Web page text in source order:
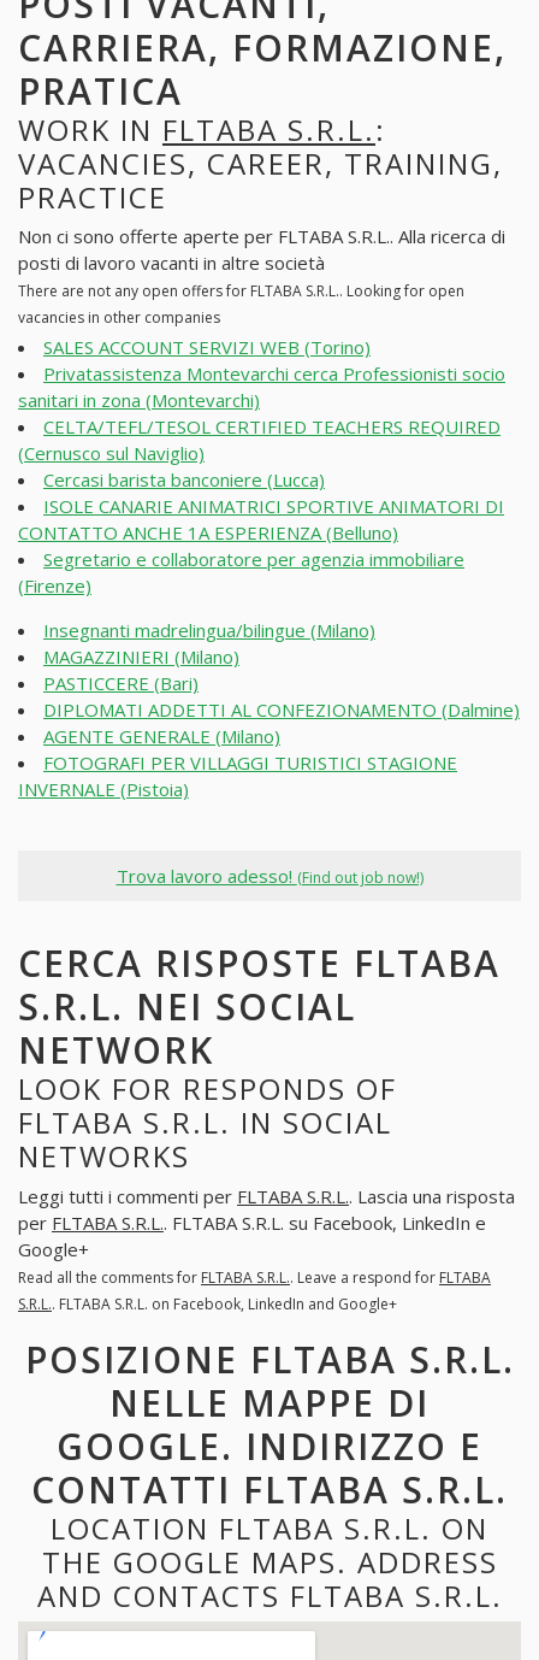
CARRIERA, FORMAZIONE,
PRATICA
WORK IN FLTABA S.R.L.:
VACANCIES, CAREER, TRAINING,
PRACTICE
Non ci sono offerte aperte per FLTABA S.R.L.. Alla ricerca di
posti di lavoro vacanti in altre società
There are not any open offers for FLTABA S.R.L.. Looking for open
vacancies in other companies
SALES ACCOUNT SERVIZI WEB (Torino)
Privatassistenza Montevarchi cerca Professionisti socio
sanitari in zona (Montevarchi)
CELTA/TEFL/TESOL CERTIFIED TEACHERS REQUIRED
(Cernusco sul Naviglio)
Cercasi barista banconiere (Lucca)
ISOLE CANARIE ANIMATRICI SPORTIVE ANIMATORI DI
CONTATTO ANCHE 1A ESPERIENZA (Belluno)
Segretario e collaboratore per agenzia immobiliare
(Firenze)
Insegnanti madrelingua/bilingue (Milano)
MAGAZZINIERI (Milano)
PASTICCERE (Bari)
DIPLOMATI ADDETTI AL CONFEZIONAMENTO (Dalmine)
AGENTE GENERALE (Milano)
FOTOGRAFI PER VILLAGGI TURISTICI STAGIONE
INVERNALE (Pistoia)
Trova lavoro adesso! (Find out job now!)
CERCA RISPOSTE FLTABA
S.R.L. NEI SOCIAL
NETWORK
LOOK FOR RESPONDS OF
FLTABA S.R.L. IN SOCIAL
NETWORKS
Leggi tutti i commenti per FLTABA S.R.L.. Lascia una risposta
per FLTABA S.R.L.. FLTABA S.R.L. su Facebook, LinkedIn e
Google+
Read all the comments for FLTABA S.R.L.. Leave a respond for FLTABA
S.R.L.. FLTABA S.R.L. on Facebook, LinkedIn and Google+
POSIZIONE FLTABA S.R.L.
NELLE MAPPE DI
GOOGLE. INDIRIZZO E
CONTATTI FLTABA S.R.L.
LOCATION FLTABA S.R.L. ON
THE GOOGLE MAPS. ADDRESS
AND CONTACTS FLTABA S.R.L.